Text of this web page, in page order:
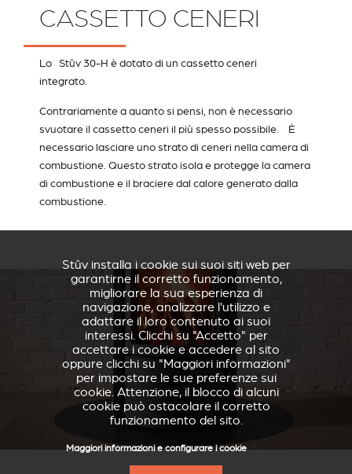
CASSETTO CENERI
Lo Stûv 30-H è dotato di un cassetto ceneri
integrato.
Contrariamente a quanto si pensi, non è necessario
svuotare il cassetto ceneri il più spesso possibile. È
necessario lasciare uno strato di ceneri nella camera di
combustione. Questo strato isola e protegge la camera
di combustione e il braciere dal calore generato dalla
combustione.
Stûv installa i cookie sui suoi siti web per
garantirne il corretto funzionamento,
migliorare la sua esperienza di
navigazione, analizzare l'utilizzo e
adattare il loro contenuto ai suoi
interessi. Clicchi su "Accetto" per
accettare i cookie e accedere al sito
oppure clicchi su "Maggiori informazioni"
per impostare le sue preferenze sui
cookie. Attenzione, il blocco di alcuni
cookie può ostacolare il corretto
funzionamento del sito.
Maggiori informazioni e configurare i cookie